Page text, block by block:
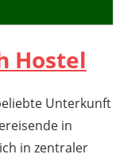
Hostel
Unterkunft
in
in zentraler